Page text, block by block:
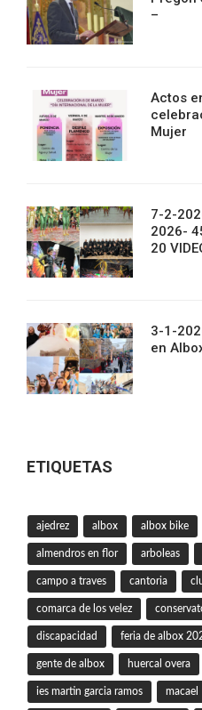
–
Actos
Mujer
7-2-
2026-
20
3-1-
en
ETIQUETAS
ajedrez albox albox bike
almendros en flor arboleas
campo a traves cantoria
comarca de los velez
discapacidad feria de albox
gente de albox huercal overa
ies martin garcia ramos macael